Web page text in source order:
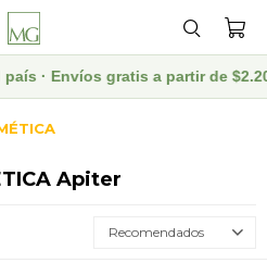
· Envíos gratis a partir de
Apiter
Recomendados